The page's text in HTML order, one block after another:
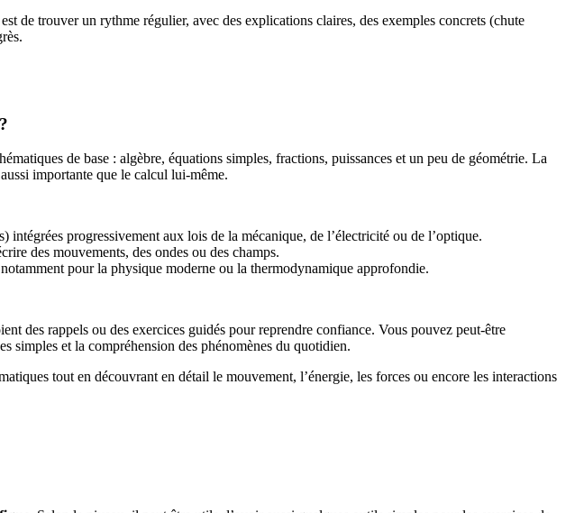
de trouver un rythme régulier, avec des explications claires, des exemples concrets (chute
de base : algèbre, équations simples, fractions, puissances et un peu de géométrie. La
importante que le calcul lui-même.
progressivement aux lois de la mécanique, de l’électricité ou de l’optique.
des mouvements, des ondes ou des champs.
pour la physique moderne ou la thermodynamique approfondie.
des rappels ou des exercices guidés pour reprendre confiance. Vous pouvez peut-être
simples et la compréhension des phénomènes du quotidien.
tout en découvrant en détail le mouvement, l’énergie, les forces ou encore les interactions